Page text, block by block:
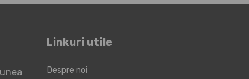
Linkuri utile
Despre noi